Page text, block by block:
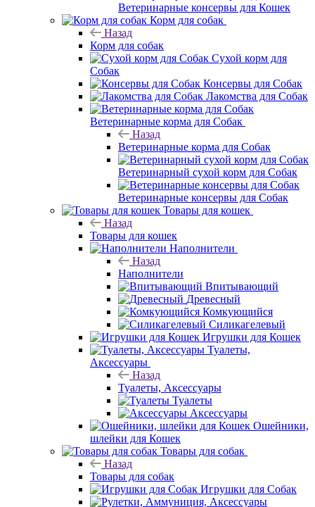
Ветеринарные консервы для Кошек
Корм для собак
Назад
Корм для собак
Сухой корм для
Собак
Консервы для Собак
Лакомства для Собак
Ветеринарные корма для Собак
Назад
Ветеринарные корма для Собак
Ветеринарный сухой корм для Собак
Ветеринарные консервы для Собак
Товары для кошек
Назад
Товары для кошек
Наполнители
Назад
Наполнители
Впитывающий
Древесный
Комкующийся
Силикагелевый
Игрушки для Кошек
Туалеты,
Аксессуары
Назад
Туалеты, Аксессуары
Туалеты
Аксессуары
Ошейники,
шлейки для Кошек
Товары для собак
Назад
Товары для собак
Игрушки для Собак